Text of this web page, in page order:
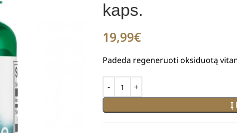
kaps.
19,99€
Padeda regeneruoti oksiduotą
Į